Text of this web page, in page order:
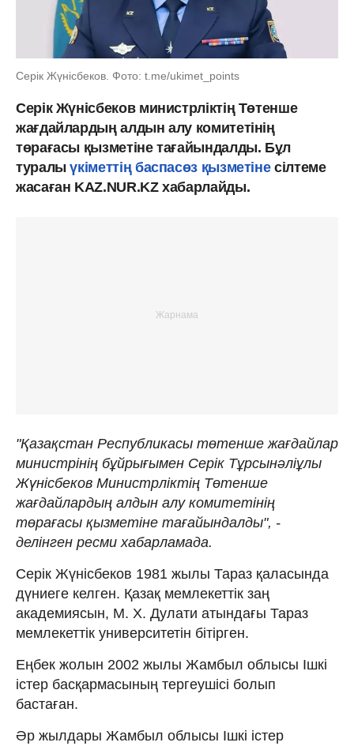
Серік Жүнісбеков. Фото: t.me/ukimet_points
Серік Жүнісбеков министрліктің Төтенше
жағдайлардың алдын алу комитетінің
төрағасы қызметіне тағайындалды. Бұл
туралыүкіметтің баспасөз қызметінесілтеме
жасаған KAZ.NUR.KZ хабарлайды.
"Қазақстан Республикасы төтенше жағдайлар
министрінің бұйрығымен Серік Тұрсынәліұлы
Жүнісбеков Министрліктің Төтенше
жағдайлардың алдын алу комитетінің
төрағасы қызметіне тағайындалды", -
делінген ресми хабарламада.
Серік Жүнісбеков 1981 жылы Тараз қаласында
дүниеге келген. Қазақ мемлекеттік заң
академиясын, М. Х. Дулати атындағы Тараз
мемлекеттік университетін бітірген.
Еңбек жолын 2002 жылы Жамбыл облысы Ішкі
істер басқармасының тергеушісі болып
бастаған.
Әр жылдары Жамбыл облысы Ішкі істер